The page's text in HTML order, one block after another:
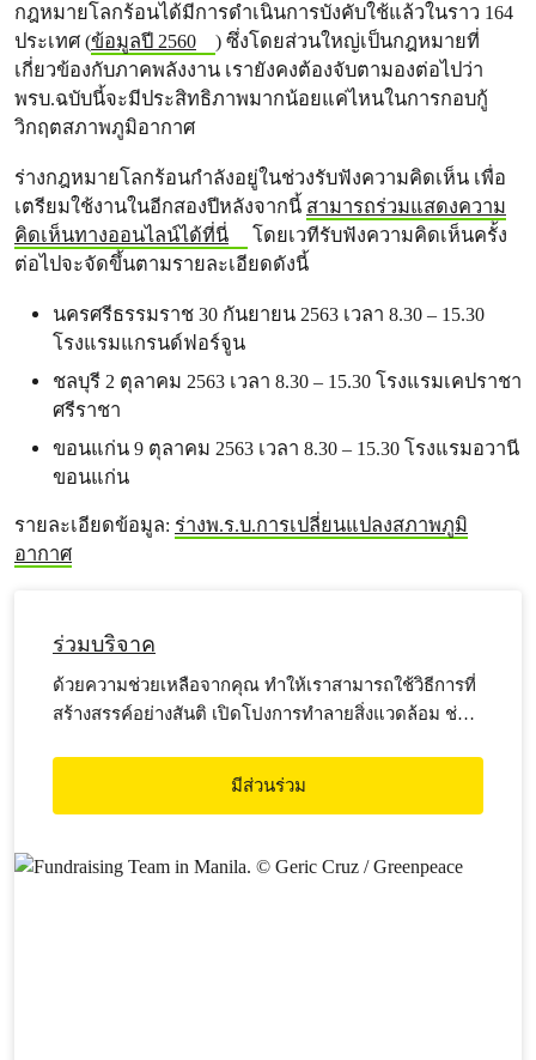
กฎหมายโลกร้อนได้มีการดำเนินการบังคับใช้แล้วในราว 164
ประเทศ (ข้อมูลปี 2560
) ซึ่งโดยส่วนใหญ่เป็นกฎหมายที่
เกี่ยวข้องกับภาคพลังงาน เรายังคงต้องจับตามองต่อไปว่า
พรบ.ฉบับนี้จะมีประสิทธิภาพมากน้อยแค่ไหนในการกอบกู้
วิกฤตสภาพภูมิอากาศ
ร่างกฎหมายโลกร้อนกำลังอยู่ในช่วงรับฟังความคิดเห็น เพื่อ
เตรียมใช้งานในอีกสองปีหลังจากนี้ สามารถร่วมแสดงความ
คิดเห็นทางออนไลน์ได้ที่นี่
โดยเวทีรับฟังความคิดเห็นครั้ง
ต่อไปจะจัดขึ้นตามรายละเอียดดังนี้
นครศรีธรรมราช 30 กันยายน 2563 เวลา 8.30 – 15.30
โรงแรมแกรนด์ฟอร์จูน
ชลบุรี 2 ตุลาคม 2563 เวลา 8.30 – 15.30 โรงแรมเคปราชา
ศรีราชา
ขอนแก่น 9 ตุลาคม 2563 เวลา 8.30 – 15.30 โรงแรมอวานี
ขอนแก่น
รายละเอียดข้อมูล: ร่างพ.ร.บ.การเปลี่ยนแปลงสภาพภูมิ
อากาศ
ร่วมบริจาค
ด้วยความช่วยเหลือจากคุณ ทำให้เราสามารถใช้วิธีการที่
สร้างสรรค์อย่างสันติ เปิดโปงการทำลายสิ่งแวดล้อม ช่วย
มีส่วนร่วม